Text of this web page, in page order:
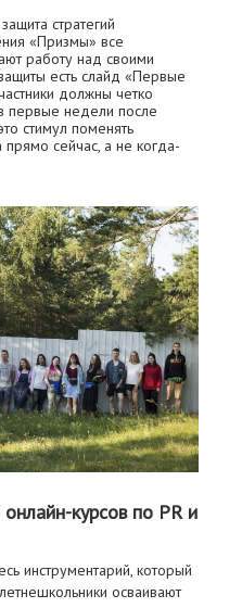
стратегий
«Призмы» все
работу над своими
есть слайд «Первые
должны четко
первые недели после
стимул поменять
сейчас, а не когда-
курсов по PR и
инструментарий, который
осваивают